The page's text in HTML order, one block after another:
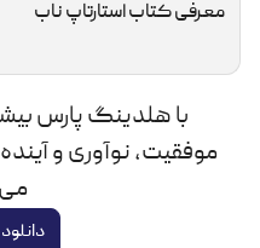
معرفی کتاب استارتاپ ناب
با هلدینگ پارس
موفقیت، نوآوری و